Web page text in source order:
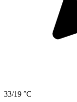
33/19 °C